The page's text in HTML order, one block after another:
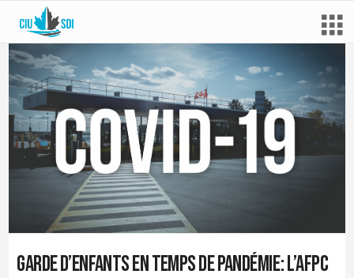
Garde d’enfants en temps de pandémie : l’AFPC